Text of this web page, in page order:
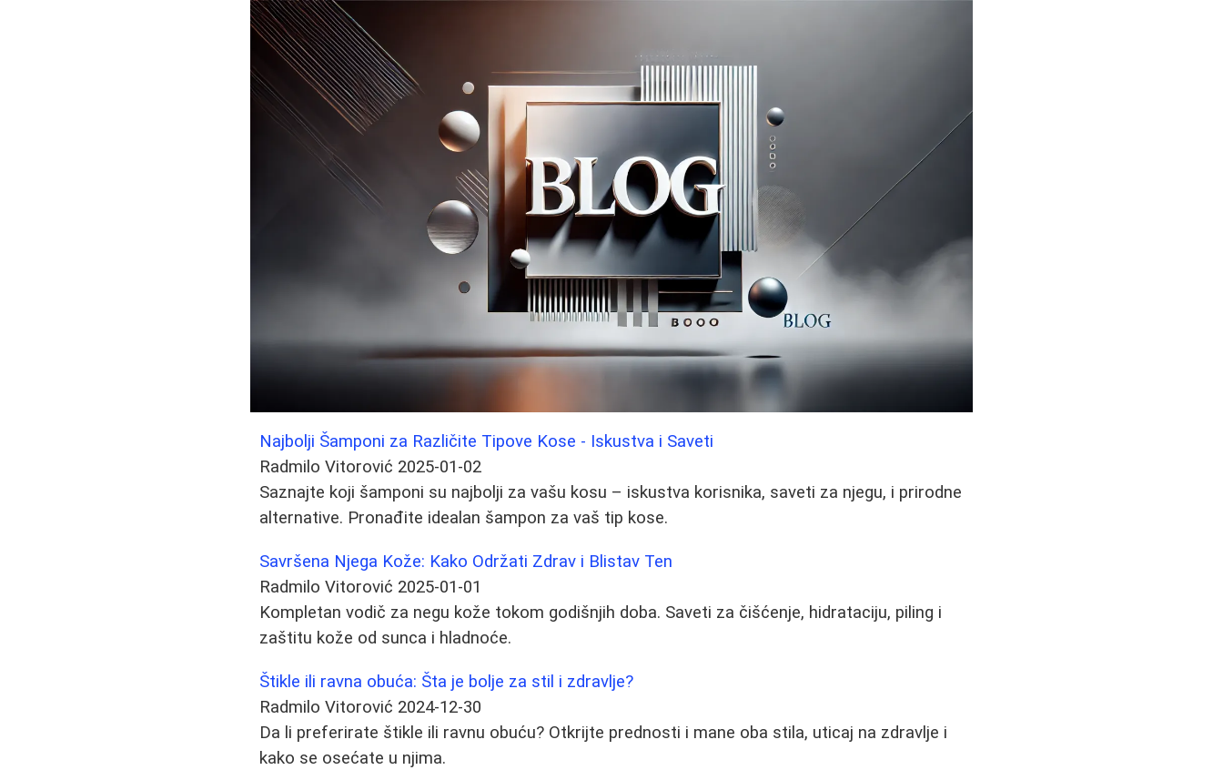
Najbolji Šamponi za Različite Tipove Kose - Iskustva i Saveti
Radmilo Vitorović 2025-01-02
Saznajte koji šamponi su najbolji za vašu kosu – iskustva korisnika, saveti za njegu, i prirodne
alternative. Pronađite idealan šampon za vaš tip kose.
Savršena Njega Kože: Kako Održati Zdrav i Blistav Ten
Radmilo Vitorović 2025-01-01
Kompletan vodič za negu kože tokom godišnjih doba. Saveti za čišćenje, hidrataciju, piling i
zaštitu kože od sunca i hladnoće.
Štikle ili ravna obuća: Šta je bolje za stil i zdravlje?
Radmilo Vitorović 2024-12-30
Da li preferirate štikle ili ravnu obuću? Otkrijte prednosti i mane oba stila, uticaj na zdravlje i
kako se osećate u njima.